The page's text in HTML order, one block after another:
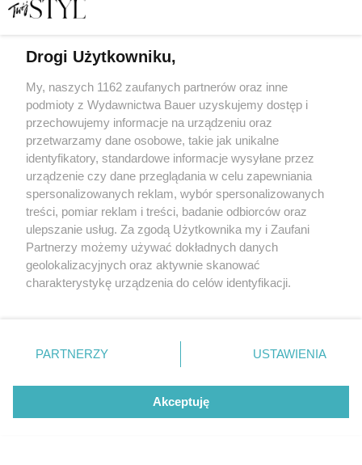
Kampania YES "Jestem Kobietą"
EOBUWIE
Modne buty i dodatki sezonu topowych marek. Setki
produktów w przeróżnych cenach. Trapery,
sztyblety, botki, szpilki, wygodne sneakersy. Torebki
we wszystkich kolorach. Są też ciepłe rękawiczki,
modne szale i klasyczne paski.
Drogi Użytkowniku,
My, naszych 1162 zaufanych partnerów oraz inne
podmioty z Wydawnictwa Bauer uzyskujemy dostęp i
przechowujemy informacje na urządzeniu oraz
przetwarzamy dane osobowe, takie jak unikalne
identyfikatory, standardowe informacje wysyłane przez
urządzenie czy dane przeglądania w celu zapewniania
spersonalizowanych reklam, wybór spersonalizowanych
treści, pomiar reklam i treści, badanie odbiorców oraz
ulepszanie usług. Za zgodą Użytkownika my i Zaufani
Partnerzy możemy używać dokładnych danych
geolokalizacyjnych oraz aktywnie skanować
charakterystykę urządzenia do celów identyfikacji.
zmienić/wycofać klikając przycisk ustawień prywatności
znajdujący się w lewym dolnym rogu strony
rodzaje przetwarzania danych nie wymagają zgody
użytkownika, ale masz prawo sprzeciwić się takiemu
PARTNERZY USTAWIENIA
Akceptuję